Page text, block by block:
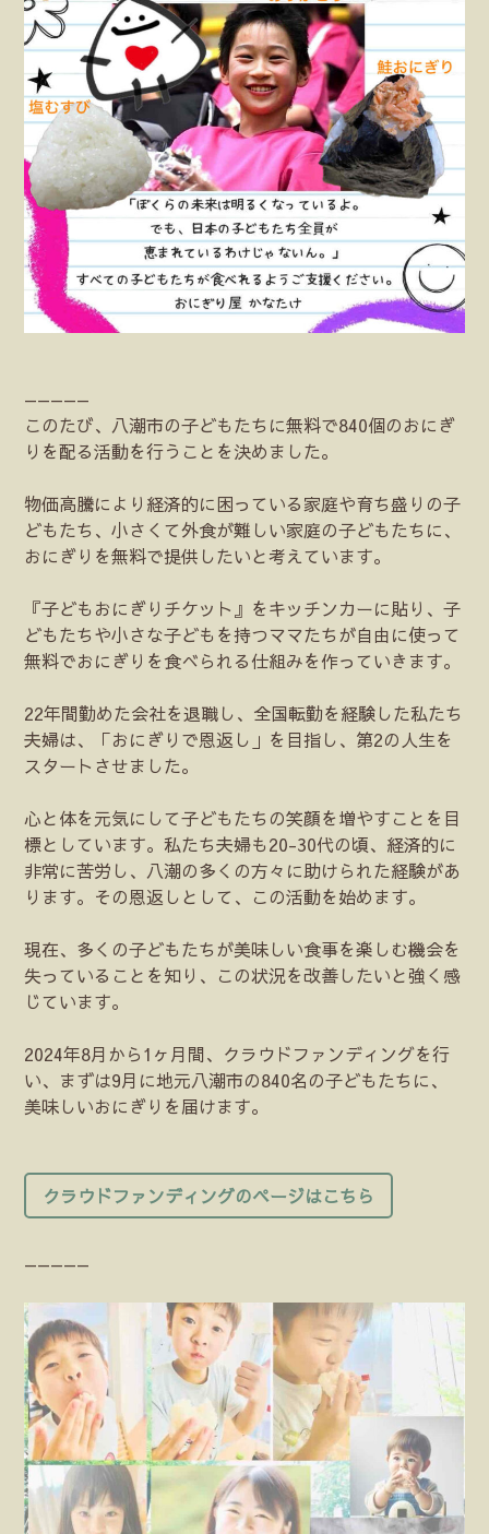
—————
このたび、八潮市の子どもたちに無料で840個のおにぎ
りを配る活動を行うことを決めました。
物価高騰により経済的に困っている家庭や育ち盛りの子
どもたち、小さくて外食が難しい家庭の子どもたちに、
おにぎりを無料で提供したいと考えています。
『子どもおにぎりチケット』をキッチンカーに貼り、子
どもたちや小さな子どもを持つママたちが自由に使って
無料でおにぎりを食べられる仕組みを作っていきます。
22年間勤めた会社を退職し、全国転勤を経験した私たち
夫婦は、「おにぎりで恩返し」を目指し、第2の人生を
スタートさせました。
心と体を元気にして子どもたちの笑顔を増やすことを目
標としています。私たち夫婦も20-30代の頃、経済的に
非常に苦労し、八潮の多くの方々に助けられた経験があ
ります。その恩返しとして、この活動を始めます。
現在、多くの子どもたちが美味しい食事を楽しむ機会を
失っていることを知り、この状況を改善したいと強く感
じています。
2024年8月から1ヶ月間、クラウドファンディングを行
い、まずは9月に地元八潮市の840名の子どもたちに、
美味しいおにぎりを届けます。
クラウドファンディングのページはこちら
—————